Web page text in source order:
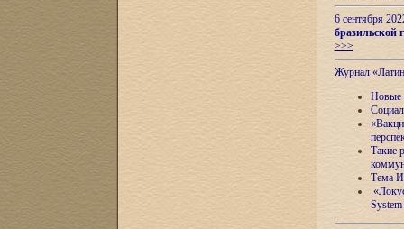
6 сентября
бразильской
>>>
Журнал
Новые
Такие
Тема